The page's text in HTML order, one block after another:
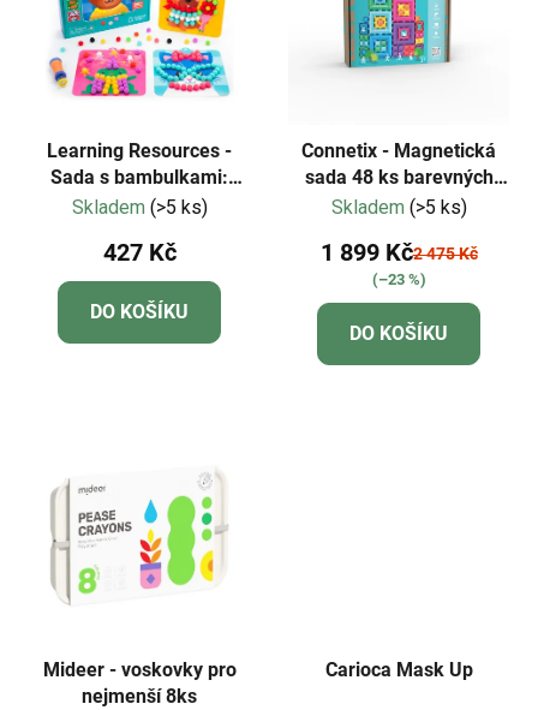
Learning Resources -
Sada s bambulkami:
Oblékání zvířat
Skladem (>5 ks)
427 Kč
DO KOŠÍKU
Connetix - Magnetická
sada 48 ks barevných
portálů
Skladem (>5 ks)
1 899 Kč2 475 Kč
(–23 %)
DO KOŠÍKU
Mideer - voskovky pro
nejmenší 8ks
Carioca Mask Up